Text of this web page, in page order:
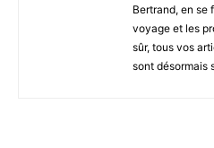
Bertrand, en se
voyage et les
sûr, tous vos
sont désormais